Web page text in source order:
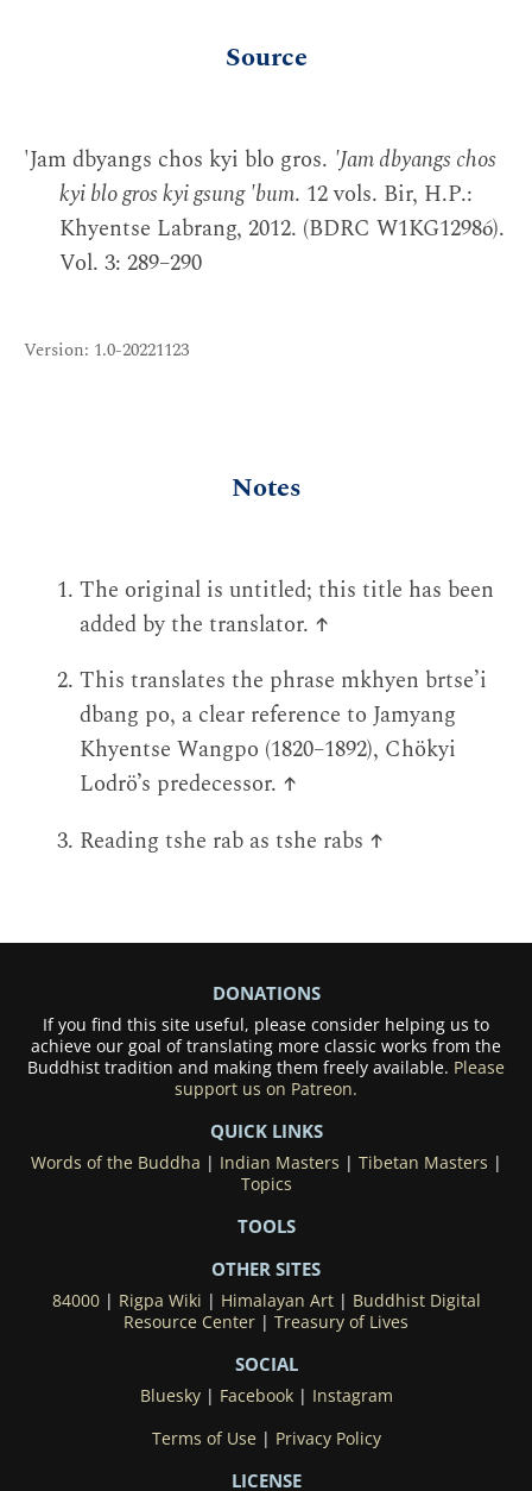
Source
'Jam dbyangs chos kyi blo gros. 'Jam dbyangs chos
kyi blo gros kyi gsung 'bum. 12 vols. Bir, H.P.:
Khyentse Labrang, 2012. (BDRC W1KG12986).
Vol. 3: 289–290
Version: 1.0-20221123
Notes
The original is untitled; this title has been
added by the translator. ↑
This translates the phrase mkhyen brtse’i
dbang po, a clear reference to Jamyang
Khyentse Wangpo (1820–1892), Chökyi
Lodrö’s predecessor. ↑
Reading tshe rab as tshe rabs ↑
DONATIONS
If you find this site useful, please consider helping us to
achieve our goal of translating more classic works from the
Buddhist tradition and making them freely available. Please
support us on Patreon.
QUICK LINKS
Words of the Buddha | Indian Masters | Tibetan Masters |
Topics
TOOLS
OTHER SITES
84000| Rigpa Wiki | Himalayan Art| Buddhist Digital
Resource Center | Treasury of Lives
SOCIAL
Bluesky| Facebook| Instagram
Terms of Use | Privacy Policy
LICENSE